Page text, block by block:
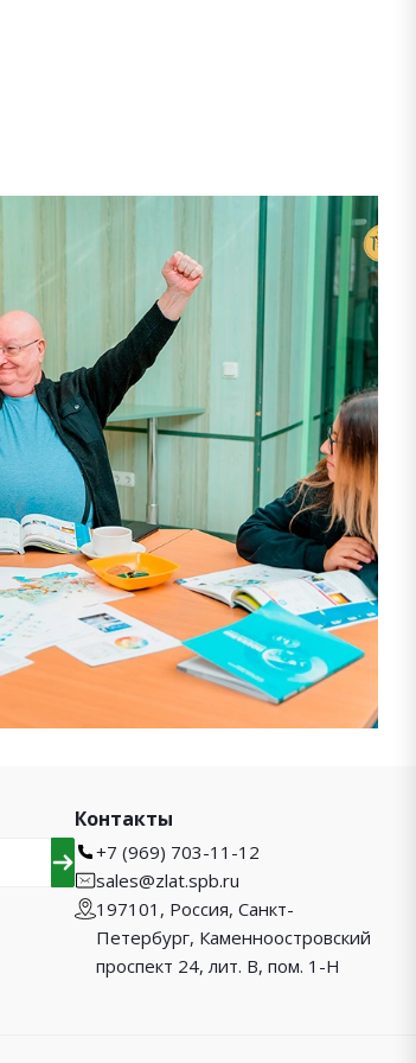
Контакты
+7 (969) 703-11-12
sales@zlat.spb.ru
197101, Россия, Санкт-
Петербург, Каменноостровский
проспект 24, лит. В, пом. 1-Н